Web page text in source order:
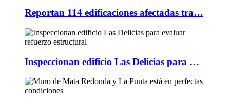
Reportan 114 edificaciones afectadas tra…
Inspeccionan edificio Las Delicias para …